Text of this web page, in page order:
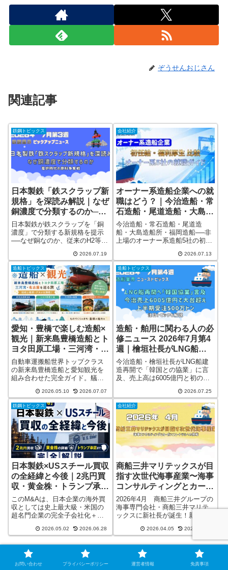
ぞうせんおじさん
関連記事
鉄鋼トピックス
日本製鉄「鉄スクラップ新
規格」を深読み解説｜なぜ
銅濃度で分類するのか──
電炉時代の原料争奪戦・
2026年7月最新版
日本製鉄が鉄スクラップを「銅
濃度」で分類する新規格を提示
──なぜ銅なのか、従来のH2等級
炉転換投資と2029年からの逆
算、スクラップ業者・電炉他
社・輸出市場への影響まで公開
情報ベースで深読み解説しま
す。
2026.07.19
会社紹介
オーナー系造船企業への就
職はどう？｜今治造船・常
石造船・尾道造船・大島造
船所・福岡造船の初任給・
福利厚生を比べてみた・
2026年最新版
今治造船・常石造船・尾道造
船・大島造船所・福岡造船──非
上場のオーナー系造船5社の初任
採用情報ベースで比較。大卒28
万円の常石、寮5910円の大島な
ど、就職先としての魅力と注意
点を業界目線で解説します。
2026.07.13
造船トピックス
愛知・豊橋で楽しむ造船×
観光｜新来島豊橋造船とト
ヨタ田原工場・三河湾・名
古屋を巡る旅
自動車運搬船世界トップクラス
の新来島豊橋造船と愛知観光を
組み合わせた完全ガイド。艤装
いう稀有な立地・渥美半島ドラ
イブ・蒲郡温泉・名古屋ひつま
ぶしまで「クルマと船の聖地」
を満喫する1〜2泊モデルコー
ス。
2026.05.10 2026.07.07
造船トピックス
造船・舶用に関わる人の必
修ニュース 2026年7月第4
週｜檜垣社長がLNG船再
開へ「韓国協業」言及・今
治売上6005億円で大台超
え・上半期受注500万トン
──これだけ押さえれば情
報通
今治造船・檜垣社長がLNG船建
造再開で「韓国との協業」に言
及、売上高は6005億円と初の
受注500万総トン、荏原製作所の
世界初・液化水素ポンプ型式承
認まで、2026年7月第4週の造
船・舶用ニュースを凝縮解説。
2026.07.25
鉄鋼トピックス
日本製鉄×USスチール買収
の全経緯と今後｜2兆円買
収・黄金株・トランプ承認
まで完全解説（2026年最
新）
このM&Aは、日本企業の海外買
収としては史上最大級・米国の
超名門企業の完全子会社化＋大
決着で、業界・国際政治の両面
「日本製鉄がアメリカの会社を2
兆円で買った」──ニュースで何
度も流れたあのディールを解説
2026.05.02 2026.06.28
会社紹介
商船三井マリテックスが目
指す次世代海事産業〜海事
コンサルティングとカーボ
ンニュートラルへの挑戦〜
2026年4月 商船三井グループの
海事専門会社・商船三井マリテ
ックスに新社長が誕生！新田恭
社」と語り、海事コンサルティ
ング・海技者訓練・建造監理と
いう3本柱を軸に、未知なる領域
への挑戦と価値創造を宣言しま
した。
2026.04.05 2026.07.07
お問い合わせ プライバシーポリシー 運営者情報 免責事項